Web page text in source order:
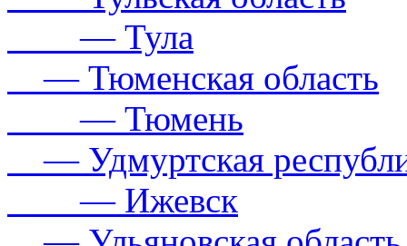
— Тула
— Тюменская область
— Тюмень
— Удмуртская
— Ижевск